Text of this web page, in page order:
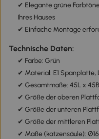
✔ Elegante grüne
Ihres Hauses
✔ Einfache Montage
Technische Daten:
✔ Farbe: Grün
✔ Material: E1 Spanplatte,
✔ Gesamtmaße: 45L x 45B
✔ Größe der oberen
✔ Größe der unteren
✔ Größe der mittleren
✔ Maße (katzensäule):